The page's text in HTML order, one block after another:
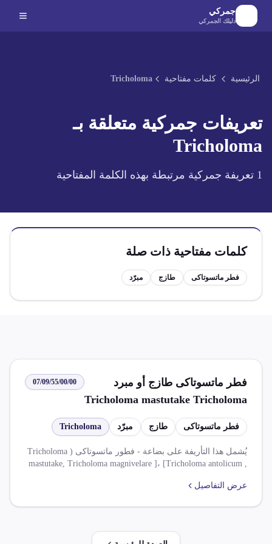
الانتقال إلى المحتوى الرئيسي
جمركي
دليلك الجمركي
الرئيسية كلمات مفتاحية Tricholoma
تعريفات جمركية متعلقة بـ
Tricholoma
1 تعريفة جمركية مرتبطة بهذه الكلمة المفتاحية
كلمات مفتاحية ذات صلة
فطر ماتسوتاكى طازج مبرّد
فطر ماتسوتاكى طازج أو مبرد
Tricholoma mastutake Tricholoma
magnivelare Tricholoma
antolicum Tricholoma dulclolens
Tricholoma caligatum
07/09/55/00/00
فطر ماتسوتاكى طازج مبرّد Tricholoma
يُشمل هذا التأريفة على بضاعة - فطور ماتسوتاكى ( Tricholoma
mastutake, Tricholoma magnivelare ]، [Tricholoma antolicum ,
ويجري فرض ضريبة قيمة مضافرة على قيمة الخدمة على السلع
عرض التفاصيل